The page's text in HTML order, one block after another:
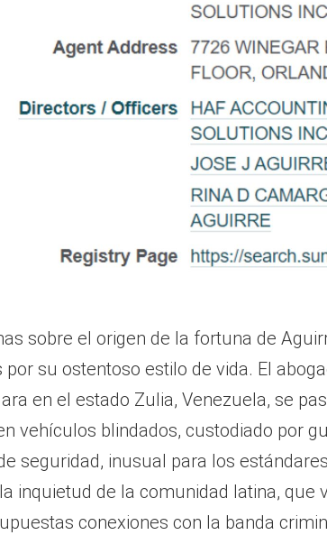
sobre el origen de la fortuna de
su ostentoso estilo de vida. El
en el estado Zulia, Venezuela, se
vehículos blindados, custodiado por
seguridad, inusual para los
inquietud de la comunidad latina, que
conexiones con la banda